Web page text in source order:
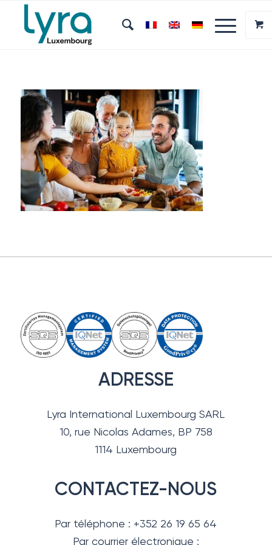
ADRESSE
Lyra International Luxembourg SARL
10, rue Nicolas Adames, BP 758
1114 Luxembourg
CONTACTEZ-NOUS
Par téléphone : +352 26 19 65 64
Par courrier électronique :